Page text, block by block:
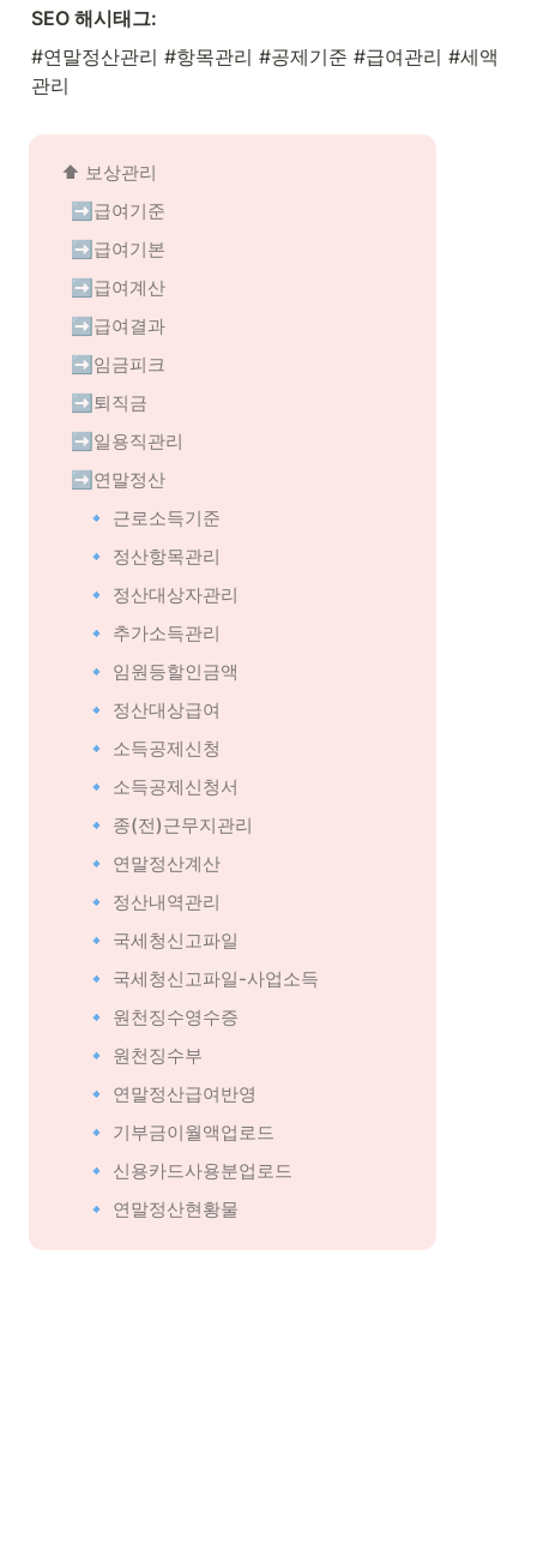
SEO 해시태그:
#연말정산관리 #항목관리 #공제기준 #급여관리 #세액
관리
⬆️ 보상관리
➡️급여기준
➡️급여기본
➡️급여계산
➡️급여결과
➡️임금피크
➡️퇴직금
➡️일용직관리
➡️연말정산
🔹 근로소득기준
🔹 정산항목관리
🔹 정산대상자관리
🔹 추가소득관리
🔹 임원등할인금액
🔹 정산대상급여
🔹 소득공제신청
🔹 소득공제신청서
🔹 종(전)근무지관리
🔹 연말정산계산
🔹 정산내역관리
🔹 국세청신고파일
🔹 국세청신고파일-사업소득
🔹 원천징수영수증
🔹 원천징수부
🔹 연말정산급여반영
🔹 기부금이월액업로드
🔹 신용카드사용분업로드
🔹 연말정산현황물